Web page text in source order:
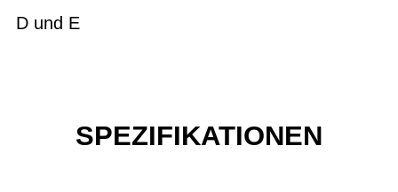
D und E
SPEZIFIKATIONEN